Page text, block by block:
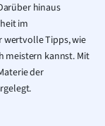
hinaus
im
wertvolle Tipps, wie
meistern kannst. Mit
der